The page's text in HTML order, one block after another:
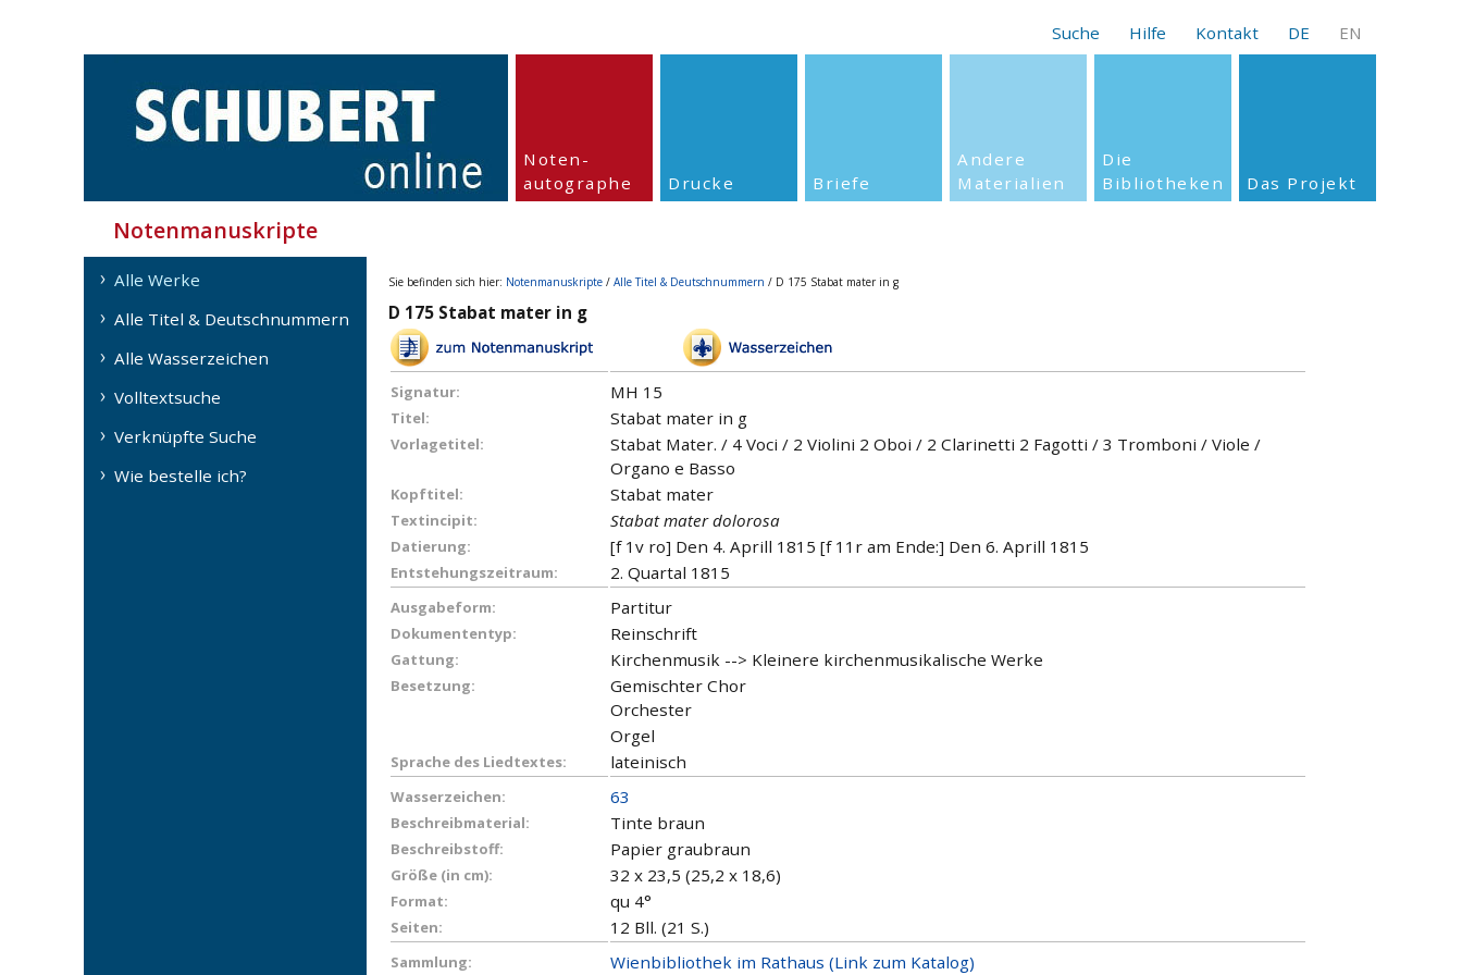
Suche Hilfe Kontakt DE EN
Noten-
autographe
Drucke Briefe
Andere
Materialien
Die
Bibliotheken
Das Projekt
Notenmanuskripte
Alle Werke
Alle Titel & Deutschnummern
Alle Wasserzeichen
Volltextsuche
Verknüpfte Suche
Wie bestelle ich?
Sie befinden sich hier: Notenmanuskripte / Alle Titel & Deutschnummern / D 175 Stabat mater in g
D 175 Stabat mater in g
Signatur: MH 15
Titel: Stabat mater in g
Vorlagetitel:
Stabat Mater. / 4 Voci / 2 Violini 2 Oboi / 2 Clarinetti 2 Fagotti / 3 Tromboni / Viole /
Organo e Basso
Kopftitel: Stabat mater
Textincipit: Stabat mater dolorosa
Datierung: [f 1v ro] Den 4. Aprill 1815 [f 11r am Ende:] Den 6. Aprill 1815
Entstehungszeitraum: 2. Quartal 1815
Ausgabeform: Partitur
Dokumententyp: Reinschrift
Gattung: Kirchenmusik --> Kleinere kirchenmusikalische Werke
Besetzung:
Gemischter Chor
Orchester
Orgel
Sprache des Liedtextes: lateinisch
Wasserzeichen: 63
Beschreibmaterial: Tinte braun
Beschreibstoff: Papier graubraun
Größe (in cm): 32 x 23,5 (25,2 x 18,6)
Format: qu 4°
Seiten: 12 Bll. (21 S.)
Sammlung: Wienbibliothek im Rathaus (Link zum Katalog)